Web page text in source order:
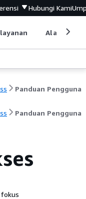
Hubungi Kami
Alat
Panduan Pengguna
Panduan Pengguna